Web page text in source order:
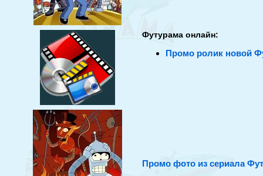
Футурама онлайн:
Промо ролик новой
Промо фото из сериала